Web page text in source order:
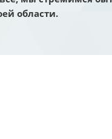
области.